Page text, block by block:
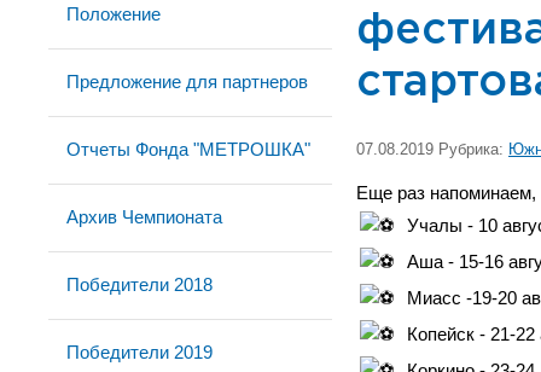
Положение
Предложение для партнеров
Отчеты Фонда "МЕТРОШКА"
Архив Чемпионата
Победители 2018
Победители 2019
07.08.2019 Рубрика:
Еще раз
Учалы - 10
Аша - 15-16
Миасс -19-20
Копейск - 21-22